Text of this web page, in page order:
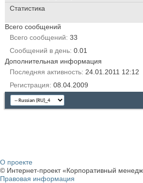
Статистика
Всего сообщений
Всего сообщений 33
Сообщений в день 0.01
Дополнительная информация
Последняя активность 24.01.2011 12:12
Регистрация 08.04.2009
О проекте
© Интернет-проект «Корпоративный
Правовая информация